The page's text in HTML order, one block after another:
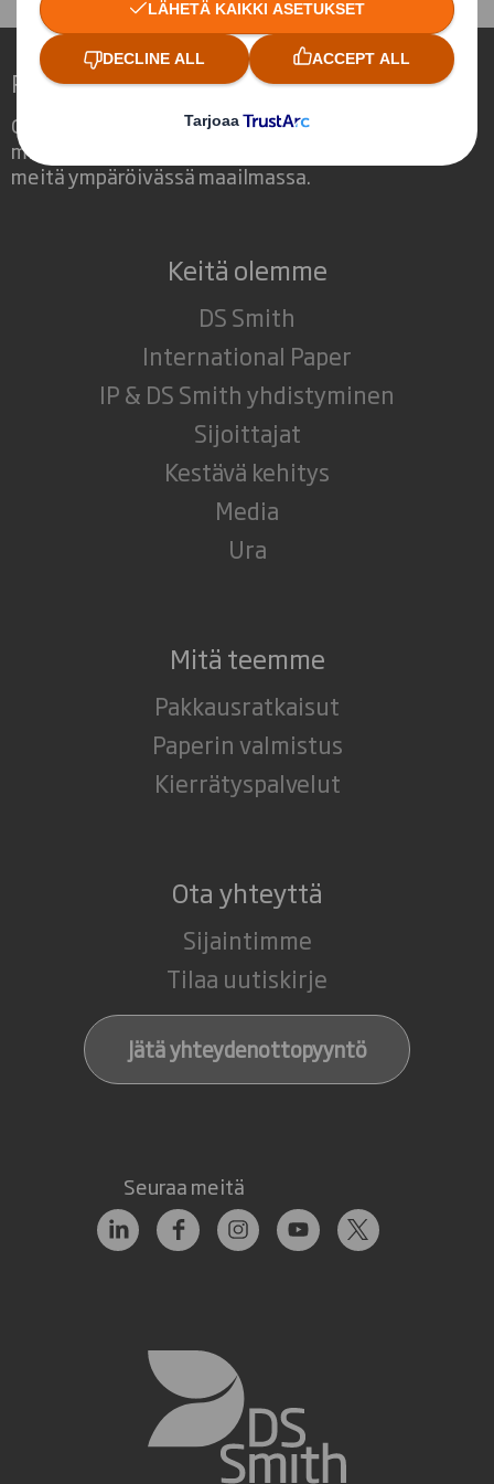
Redefining Packaging for a Changing World
Olemme erilainen yritys, koska näemme,
miten pakkauksilla on merkittävä rooli
meitä ympäröivässä maailmassa.
Keitä olemme
DS Smith
International Paper
IP & DS Smith yhdistyminen
Sijoittajat
Kestävä kehitys
Media
Ura
Mitä teemme
Pakkausratkaisut
Paperin valmistus
Kierrätyspalvelut
Ota yhteyttä
Sijaintimme
Tilaa uutiskirje
Jätä yhteydenottopyyntö
Seuraa meitä